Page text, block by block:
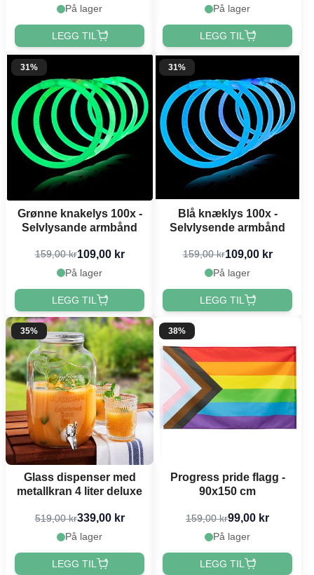
På lager
LEGG TIL
På lager
LEGG TIL
31%
Grønne knakelys 100x -
Selvlysande armbånd
159,00 kr109,00 kr
På lager
LEGG TIL
31%
Blå knæklys 100x -
Selvlysende armbånd
159,00 kr109,00 kr
På lager
LEGG TIL
35%
Glass dispenser med
metallkran 4 liter deluxe
519,00 kr339,00 kr
På lager
LEGG TIL
38%
Progress pride flagg -
90x150 cm
159,00 kr99,00 kr
På lager
LEGG TIL